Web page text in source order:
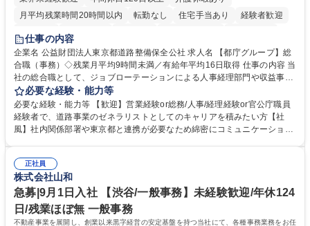
月平均残業時間20時間以内
転勤なし 住宅手当あり
経験者歓迎
研修あり
退職金あり
駅近5分以内
資格取得手当あり 食事補助あり
仕事の内容
企業名 公益財団法人東京都道路整備保全公社 求人名 【都庁グループ】総
合職（事務）◇残業月平均9時間未満／有給年平均16日取得 仕事の内容 当
社の総合職として、ジョブローテーションによる人事経理部門や収益事業
等のフロント部門の部署等幅広い部署での業務をお任せいたします。研修
制度やキャリア支援が充実しております！ ※下記業務詳細 【業務詳細】■
管理部門：広報、人事、経理など当公社の運営に係る管理業務 ■収益部
門：駐車場の新規開拓、管理運営、新宿駅西口広場の「イベントコーナ
道路施設や道路工事現場の見学ツアー事業 ※入社後は上記いずれかの部門
へ配属。※業務内容変更の範囲：会社の定める業務 募集職種 【都庁グル
ープ】総合職（事務）◇残業月平均9時間未満／有給年平均16日取得
必要な経験・能力等
必要な経験・能力等 【歓迎】営業経験or総務/人事/経理経験or官公庁職員
経験者で、道路事業のゼネラリストとしてのキャリアを積みたい方【社
風】社内関係部署や東京都と連携が必要なため綿密にコミュニケーション
部門など多岐に渡る業務を経験できます。 ■様々なプロジェクト：駐車場
事業の他、新宿駅西口広場内に設置された照明を兼ねた広告「ブライトサ
イン」の管理運営を行うなど、事業収益を生み出す活動を積極的に行って
います。 学歴・資格 学歴：大学院 大学 高専 短大 専修学校 高校 語学力：
資格：
正社員
株式会社山和
急募|9月1日入社 【渋谷/一般事務】未経験歓迎/年休124
日/残業ほぼ無 一般事務
不動産事業を展開し、創業以来黒字経営の安定基盤を持つ当社にて、各種事務業務をお任